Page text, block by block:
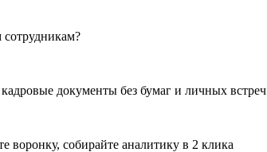
документы без бумаг и личных встреч
воронку, собирайте аналитику в 2 клика